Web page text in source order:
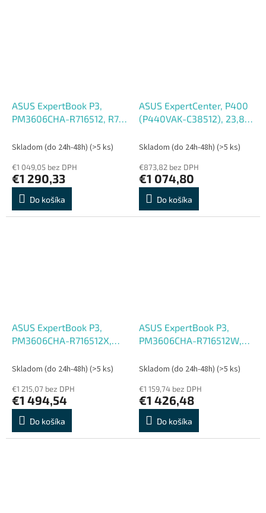
ASUS ExpertBook P3,
PM3606CHA-R716512, R7-
16GB, 512GB, AMD int, bez
Skladom (do 24h-48h) (>5 ks)
€1 049,05 bez DPH
€1 290,33
Do košíka
ASUS ExpertCenter, P400
(P440VAK-C38512), 23,8'',
Intel int, bez OS, Čierna,
Skladom (do 24h-48h) (>5 ks)
€873,82 bez DPH
€1 074,80
Do košíka
ASUS ExpertBook P3,
PM3606CHA-R716512X,
16GB, 512GB, AMD int,
Skladom (do 24h-48h) (>5 ks)
€1 215,07 bez DPH
€1 494,54
Do košíka
ASUS ExpertBook P3,
PM3606CHA-R716512W,
16GB, 512GB, AMD int,
Skladom (do 24h-48h) (>5 ks)
€1 159,74 bez DPH
€1 426,48
Do košíka